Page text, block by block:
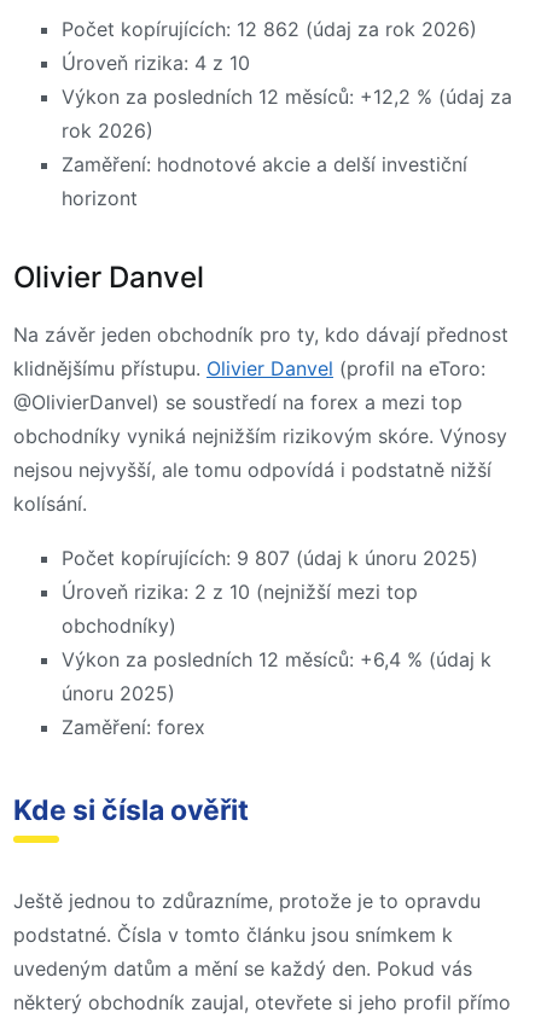
Počet kopírujících: 12 862 (údaj za rok 2026)
Úroveň rizika: 4 z 10
Výkon za posledních 12 měsíců: +12,2 % (údaj za
rok 2026)
Zaměření: hodnotové akcie a delší investiční
horizont
Olivier Danvel
Na závěr jeden obchodník pro ty, kdo dávají přednost
klidnějšímu přístupu. Olivier Danvel (profil na eToro:
@OlivierDanvel) se soustředí na forex a mezi top
obchodníky vyniká nejnižším rizikovým skóre. Výnosy
nejsou nejvyšší, ale tomu odpovídá i podstatně nižší
kolísání.
Počet kopírujících: 9 807 (údaj k únoru 2025)
Úroveň rizika: 2 z 10 (nejnižší mezi top
obchodníky)
Výkon za posledních 12 měsíců: +6,4 % (údaj k
únoru 2025)
Zaměření: forex
Kde si čísla ověřit
Ještě jednou to zdůrazníme, protože je to opravdu
podstatné. Čísla v tomto článku jsou snímkem k
uvedeným datům a mění se každý den. Pokud vás
některý obchodník zaujal, otevřete si jeho profil přímo